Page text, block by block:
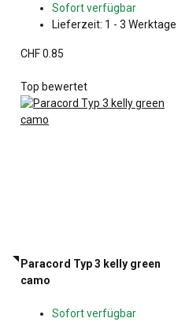
Sofort verfügbar
Lieferzeit: 1 - 3 Werktage
CHF 0.85
Top bewertet
Paracord Typ 3 kelly green
camo
Sofort verfügbar